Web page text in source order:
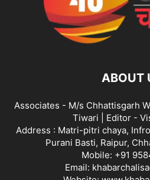
ABOUT
Associates - M/s Chhattisgarh
Tiwari | Editor -
Address : Matri-pitri chaya,
Purani Basti, Raipur,
Mobile: +91
Email: